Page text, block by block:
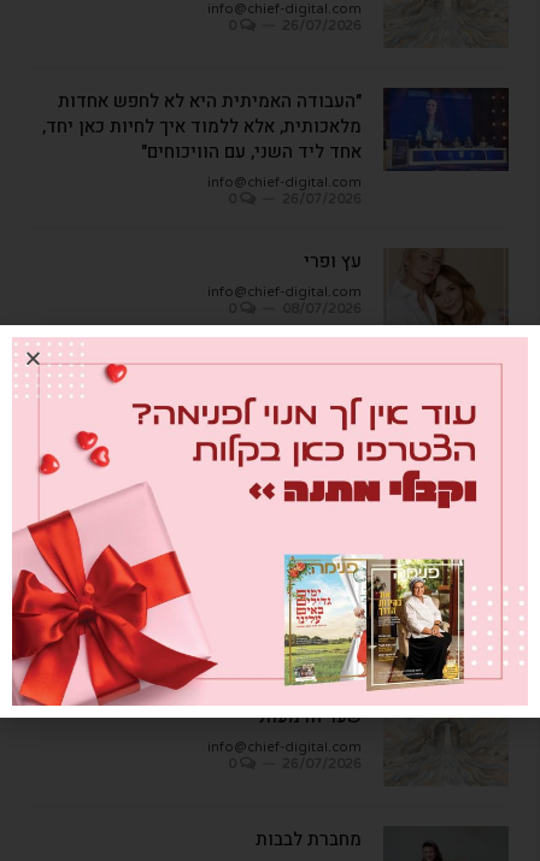
info@chief-digital.com
"העבודה האמיתית היא לא לחפש אחדות
מלאכותית, אלא ללמוד איך לחיות כאן יחד,
אחד ליד השני, עם הוויכוחים"
info@chief-digital.com
עץ ופרי
info@chief-digital.com
כתבות אחרונות
מבחן הגמבה
info@chief-digital.com
כאן חוגגים בכיף – המדריך לתכנון חוויה
משפחתית
info@chief-digital.com
26/07/2026
שער הדמעות
info@chief-digital.com
מחברת לבבות